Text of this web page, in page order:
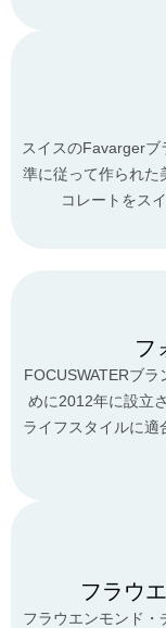
スイスのFavarger
準に従って作られた
コレートをス
フ
FOCUSWATERブ
めに2012年に設立
ライフスタイルに適
フラウ
フラウエンモンド